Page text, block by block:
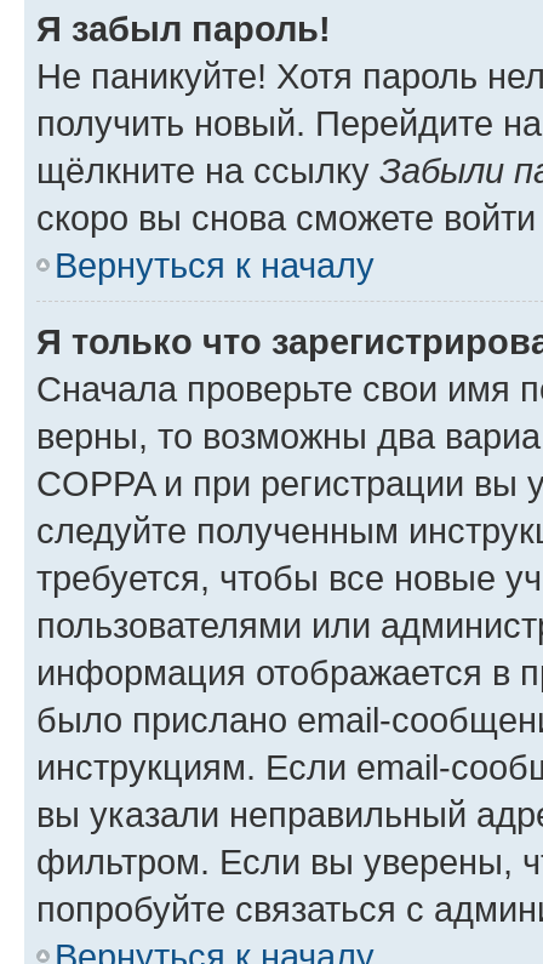
Я забыл пароль!
Не паникуйте! Хотя пароль
получить новый. Перейдите
щёлкните на ссылку Забыли
скоро вы снова сможете
Вернуться к началу
Я только что
Сначала проверьте свои имя
верны, то возможны два
COPPA и при регистрации вы
следуйте полученным
требуется, чтобы все новые
пользователями или
информация отображается в
было прислано email-
инструкциям. Если email-
вы указали неправильный
фильтром. Если вы уверены,
попробуйте связаться с
Вернуться к началу